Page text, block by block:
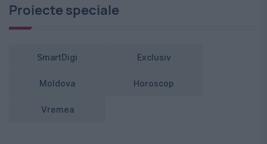
Proiecte speciale
SmartDigi Exclusiv
Moldova Horoscop
Vremea